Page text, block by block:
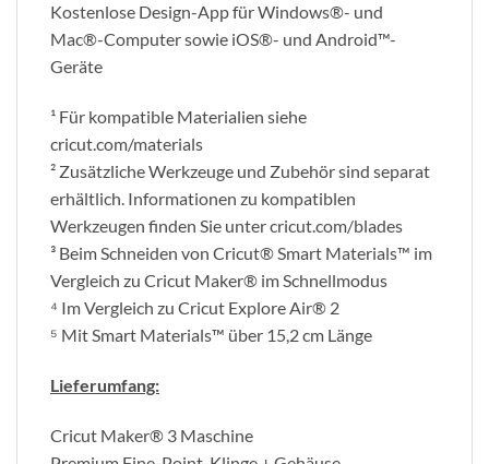
Kostenlose Design-App für Windows®- und
Mac®-Computer sowie iOS®- und Android™-
Geräte
¹ Für kompatible Materialien siehe
cricut.com/materials
² Zusätzliche Werkzeuge und Zubehör sind separat
erhältlich. Informationen zu kompatiblen
Werkzeugen finden Sie unter cricut.com/blades
³ Beim Schneiden von Cricut® Smart Materials™ im
Vergleich zu Cricut Maker® im Schnellmodus
⁴ Im Vergleich zu Cricut Explore Air® 2
⁵ Mit Smart Materials™ über 15,2 cm Länge
Lieferumfang:
Cricut Maker® 3 Maschine